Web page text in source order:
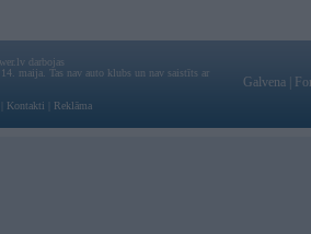
darbojas
maija. Tas nav auto klubs un nav saistīts ar
Kontakti Reklāma
Galvena